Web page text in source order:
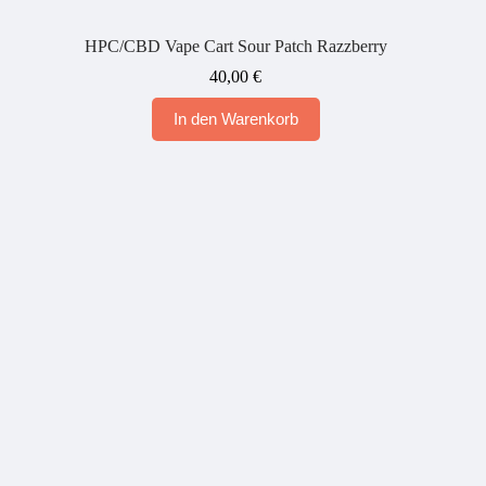
HPC/CBD Vape Cart Sour Patch Razzberry
40,00€
In den Warenkorb